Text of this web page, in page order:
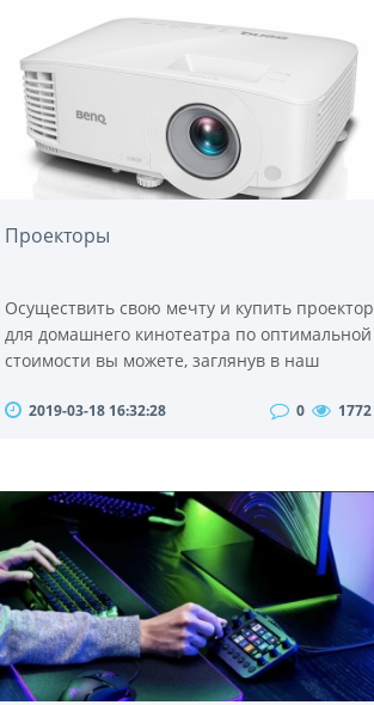
электрическая дуга, пламя газовой горелки,
электроток, ультразвук и лазерное
излучение. Следует отметить, что в
процессе сварки следует..
Проекторы
Осуществить свою мечту и купить проектор
для домашнего кинотеатра по оптимальной
стоимости вы можете, заглянув в наш
ассортимент стационарных, портативных,
запросы покупателей: цена колеблется,
начиная от четырехсот – пятисот условных
единиц и выше. Каждый сможет купить
проектор, согласно св..
2019-03-18 16:32:28 0 1772